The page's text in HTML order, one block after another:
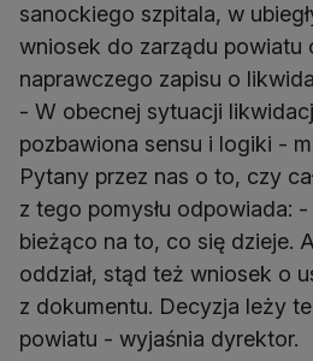
sanockiego szpitala, w
wniosek do zarządu powiatu
naprawczego zapisu o
- W obecnej sytuacji
pozbawiona sensu i logiki -
Pytany przez nas o to, czy
z tego pomysłu odpowiada:
bieżąco na to, co się dzieje.
oddział, stąd też wniosek o
z dokumentu. Decyzja leży
powiatu - wyjaśnia dyrektor.